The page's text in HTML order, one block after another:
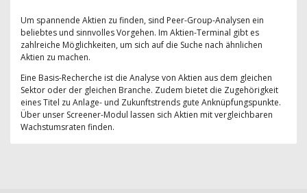
Um spannende Aktien zu finden, sind Peer-Group-Analysen ein
beliebtes und sinnvolles Vorgehen. Im Aktien-Terminal gibt es
zahlreiche Möglichkeiten, um sich auf die Suche nach ähnlichen
Aktien zu machen.
Eine Basis-Recherche ist die Analyse von Aktien aus dem gleichen
Sektor oder der gleichen Branche. Zudem bietet die Zugehörigkeit
eines Titel zu Anlage- und Zukunftstrends gute Anknüpfungspunkte.
Über unser Screener-Modul lassen sich Aktien mit vergleichbaren
Wachstumsraten finden.